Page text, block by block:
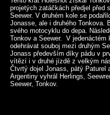
projetých zatáčkách předjel před
Seewer. V druhém kole se
Jonasse, ale i druhého Tonkova.
svého motocyklu do depa.
Tonkov a Seewer. V jedenáctém
odehrávat souboj mezi druhým
Jonass především díky pádu v
vítězí i v druhé jízdě z velkým
Čtvrtý dojel Jonass, pátý Paturel
Argentiny vyhrál Herlings,
Seewer, Tonkov.